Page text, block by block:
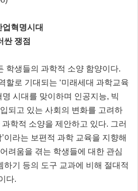
혁명시대
싼 쟁점
학생들의 과학적 소양 함양이다.
할로 기대되는 ‘미래세대 과학교육
명 시대를 맞이하며 인공지능, 빅
되고 있는 사회의 변화를 고려하
학적 소양을 제안하고 있다. 그러
이라는 보편적 과학 교육을 지향해
려움을 겪는 학생들에 대한 관심
하기 등의 도구 교과에 비해 절대적
다.